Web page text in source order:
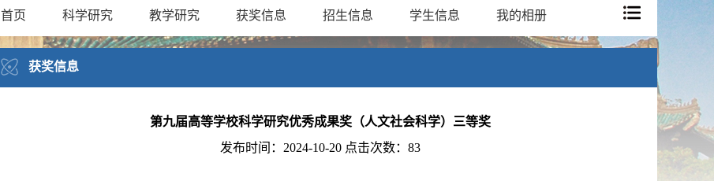
首页 科学研究 教学研究 获奖信息 招生信息 学生信息 我的相册
获奖信息
第九届高等学校科学研究优秀成果奖（人文社会科学）三等奖
发布时间： 2024-10-20 点击次数： 83